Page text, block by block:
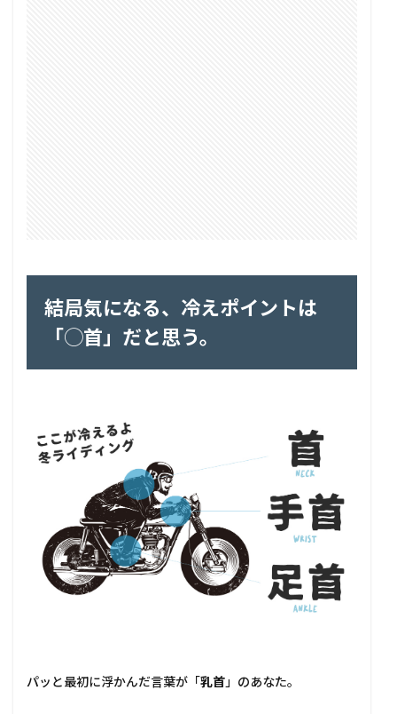
結局気になる、冷えポイントは
「◯首」だと思う。
パッと最初に浮かんだ言葉が「乳首」のあなた。